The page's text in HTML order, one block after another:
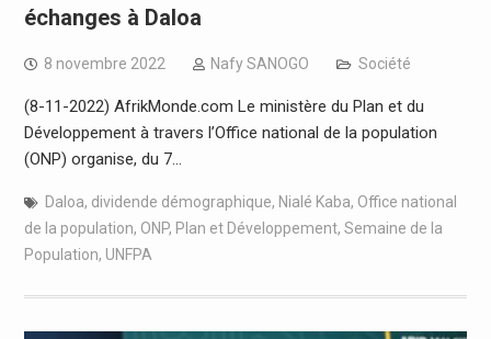
échanges à Daloa
8 novembre 2022 Nafy SANOGO Société
(8-11-2022) AfrikMonde.com Le ministère du Plan et du
Développement à travers l’Office national de la population
(ONP) organise, du 7…
Daloa, dividende démographique, Nialé Kaba, Office national
de la population, ONP, Plan et Développement, Semaine de la
Population, UNFPA